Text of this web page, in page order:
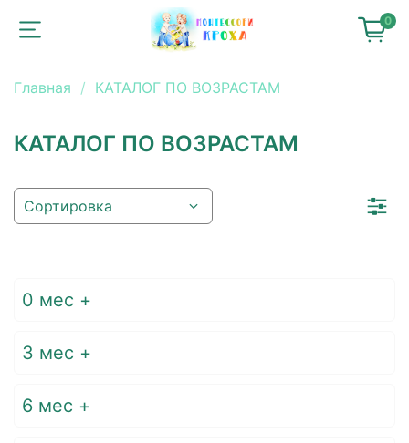
0
Главная КАТАЛОГ ПО ВОЗРАСТАМ
КАТАЛОГ ПО ВОЗРАСТАМ
0 мес +
3 мес +
6 мес +